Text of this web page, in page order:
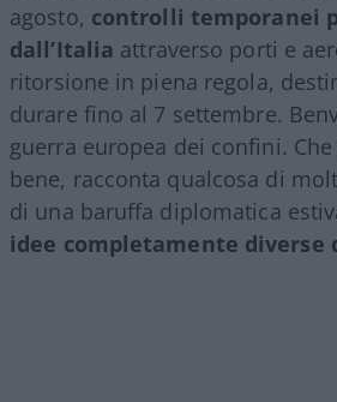
agosto, controlli temporanei
dall’Italia attraverso porti e
ritorsione in piena regola,
durare fino al 7 settembre.
guerra europea dei confini.
bene, racconta qualcosa di
di una baruffa diplomatica
idee completamente diverse